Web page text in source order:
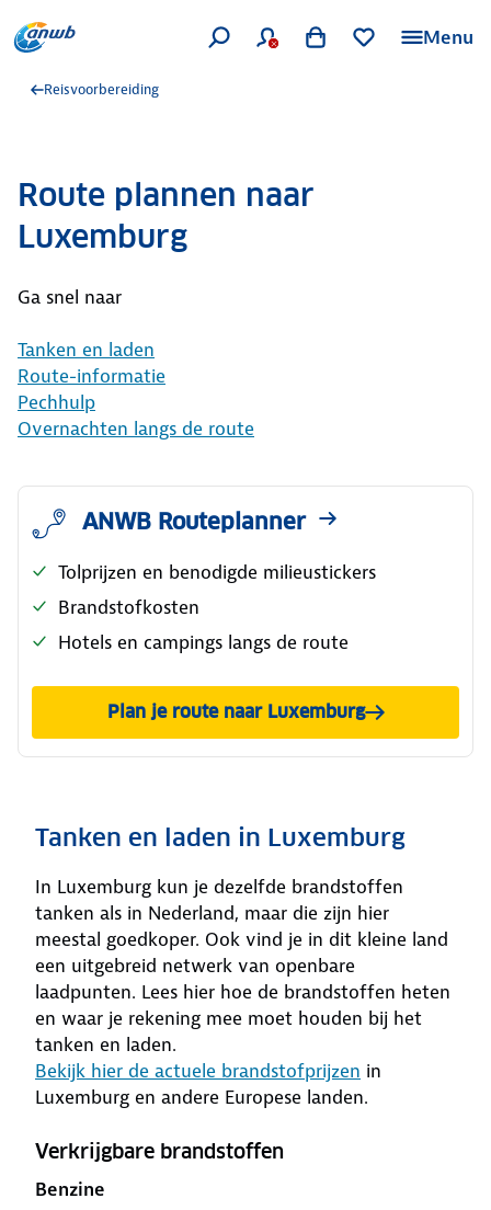
Menu
Reisvoorbereiding
Route plannen naar
Luxemburg
Ga snel naar
Tanken en laden
Route-informatie
Pechhulp
Overnachten langs de route
ANWB Routeplanner
Tolprijzen en benodigde milieustickers
Brandstofkosten
Hotels en campings langs de route
Plan je route naar Luxemburg
Tanken en laden in Luxemburg
In Luxemburg kun je dezelfde brandstoffen
tanken als in Nederland, maar die zijn hier
meestal goedkoper. Ook vind je in dit kleine land
een uitgebreid netwerk van openbare
laadpunten. Lees hier hoe de brandstoffen heten
en waar je rekening mee moet houden bij het
tanken en laden.
Bekijk hier de actuele brandstofprijzen in
Luxemburg en andere Europese landen.
Verkrijgbare brandstoffen
Benzine